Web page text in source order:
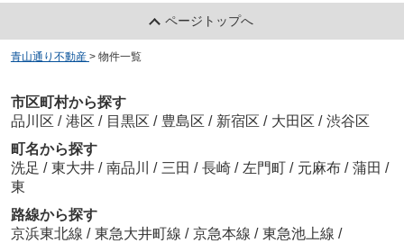
ページトップへ
青山通り不動産 > 物件一覧
市区町村から探す
品川区 / 港区 / 目黒区 / 豊島区 / 新宿区 / 大田区 / 渋谷区
町名から探す
洗足 / 東大井 / 南品川 / 三田 / 長崎 / 左門町 / 元麻布 / 蒲田 /
東
路線から探す
京浜東北線 / 東急大井町線 / 京急本線 / 東急池上線 /